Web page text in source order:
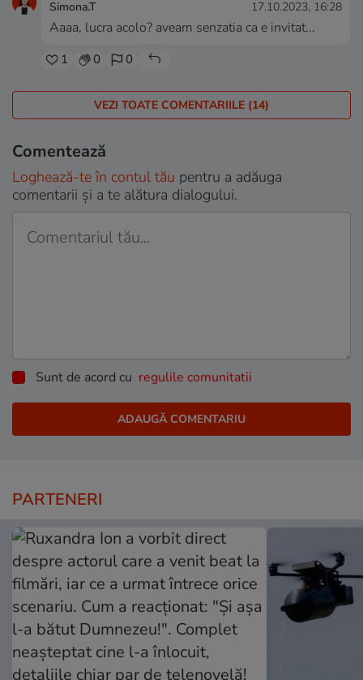
Simona.T 17.10.2023, 16:28
Aaaa, lucra acolo? aveam senzatia ca e invitat...
1 0 0
VEZI TOATE COMENTARIILE (14)
Comentează
Loghează-te în contul tău pentru a adăuga
comentarii și a te alătura dialogului.
Sunt de acord cu regulile comunitatii
PARTENERI